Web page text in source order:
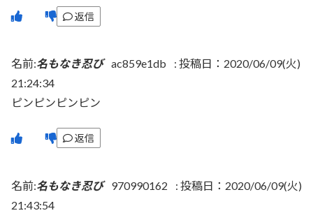
返信
名前:名もなき忍び ac859e1db : 投稿日：2020/06/09(火)
21:24:34
ピンピンピンピン
返信
名前:名もなき忍び 970990162 : 投稿日：2020/06/09(火)
21:43:54